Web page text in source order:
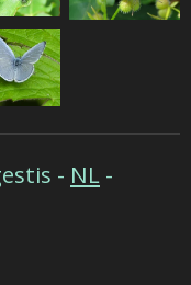
- NL -